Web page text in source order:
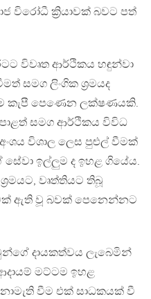
විරෝධී ක්‍රියාවක් බවට පත්
විවෘත ආර්ථිකය හඳුන්වා
සමග ලිංගික ශ‍්‍රමයද
කැපී පෙණෙන ලක්ෂණයකි.
සමග ආර්ථිකය විවිධ
විශාල ලෙස පුළුල් වීමක්
සේවා ඉල්ලුම ද ඉහළ ගියේය.
වෘත්තියට තිබූ
ඇති වූ බවක් පෙනෙන්නට
දායකත්වය ලැබෙමින්
මට්ටම ඉහළ
වීම එක් සාධකයක් වී